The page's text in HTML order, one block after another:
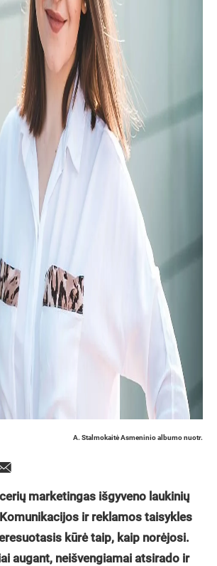
A. Stalmokaitė Asmeninio albumo nuotr.
marketingas išgyveno laukinių
ir reklamos taisykles
kūrė taip, kaip norėjosi.
augant, neišvengiamai atsirado ir